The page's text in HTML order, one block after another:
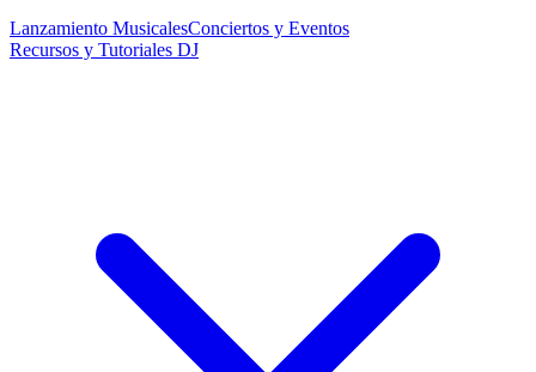
Lanzamiento MusicalesConciertos y Eventos
Recursos y Tutoriales DJ